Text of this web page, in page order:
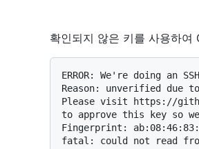
확인되지 않은 키를 사용하
ERROR: We're doing an
Reason: unverified due
Please visit https://
to approve this key so
Fingerprint: